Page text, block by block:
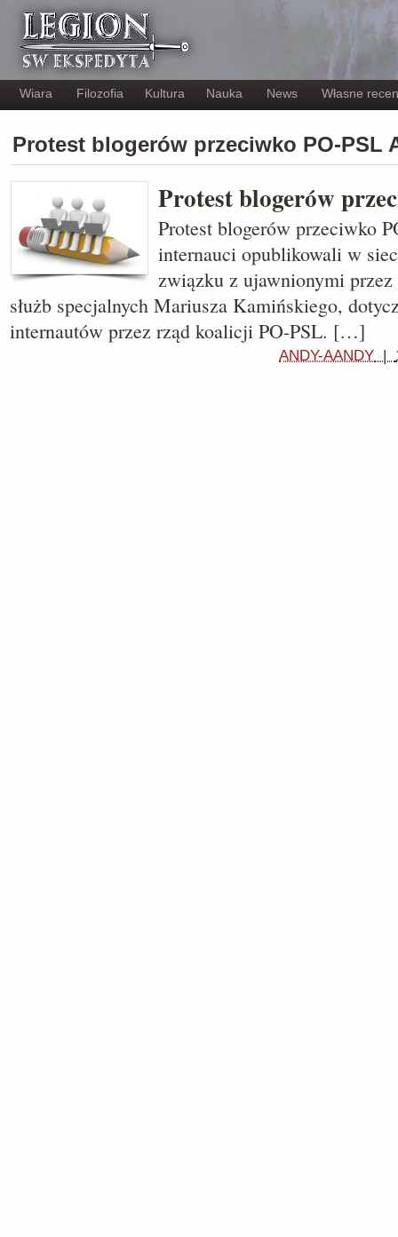
Wiara Filozofia Kultura Nauka News Własne
Protest blogerów przeciwko PO-PSL
Protest blogerów
Protest blogerów przeciwko
internauci opublikowali w
związku z ujawnionymi
służb specjalnych Mariusza Kamińskiego,
internautów przez rząd koalicji PO-PSL. […]
ANDY-AANDY |